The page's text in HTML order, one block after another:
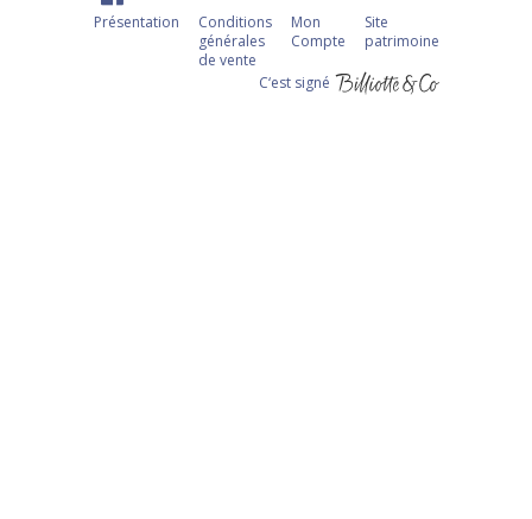
Présentation
Conditions
générales
de vente
Mon
Compte
Site
patrimoine
C‘est signé